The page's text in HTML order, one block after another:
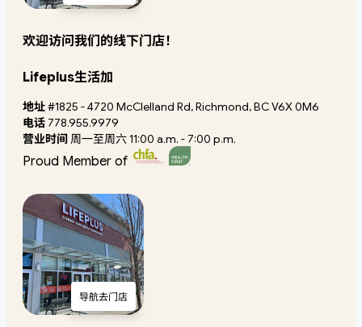
欢迎访问我们的线下门店！
Lifeplus生活加
地址#1825 - 4720 McClelland Rd, Richmond, BC V6X 0M6
电话 778.955.9979
营业时间 周一至周六 11:00 a.m. - 7:00 p.m.
Proud Member of
导航去门店